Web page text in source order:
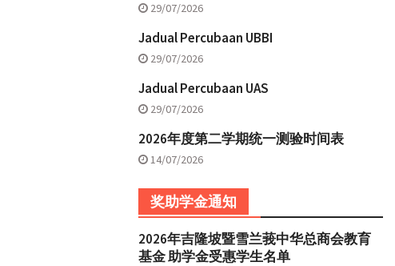
29/07/2026
Jadual Percubaan UBBI
29/07/2026
Jadual Percubaan UAS
29/07/2026
2026年度第二学期统一测验时间表
14/07/2026
奖助学金通知
2026年吉隆坡暨雪兰莪中华总商会教育
基金 助学金受惠学生名单